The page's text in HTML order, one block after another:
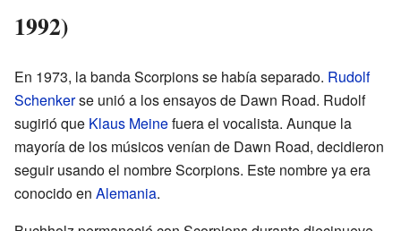
1992)
En 1973, la banda Scorpions se había separado. Rudolf
Schenkerse unió a los ensayos de Dawn Road. Rudolf
sugirió que Klaus Meinefuera el vocalista. Aunque la
mayoría de los músicos venían de Dawn Road, decidieron
seguir usando el nombre Scorpions. Este nombre ya era
conocido en Alemania.